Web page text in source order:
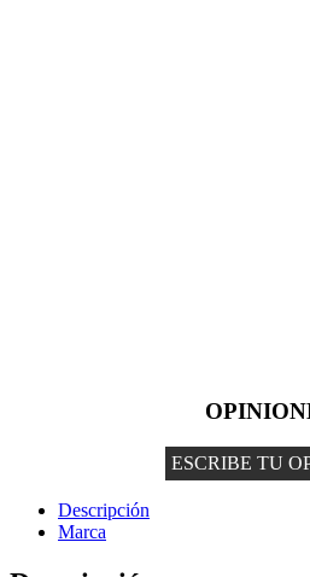
ESCRIBE TU
Descripción
Marca